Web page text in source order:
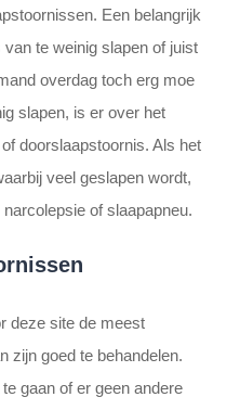
Een belangrijk
te weinig slapen of juist
overdag toch erg moe
slapen, is er over het
doorslaapstoornis. Als het
veel geslapen wordt,
of slaapapneu.
deze site de meest
zijn goed te behandelen.
gaan of er geen andere